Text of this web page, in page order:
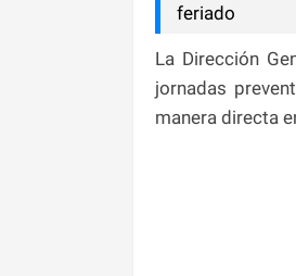
feriado
La Dirección
jornadas
manera directa